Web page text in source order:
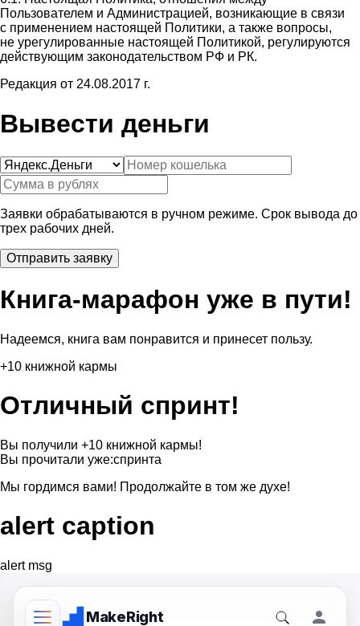
Пользователем и Администрацией, возникающие в связи
с применением настоящей Политики, а также вопросы,
не урегулированные настоящей Политикой, регулируются
действующим законодательством РФ и РК.
Редакция от 24.08.2017 г.
Вывести деньги
Заявки обрабатываются в ручном режиме. Срок вывода до
трех рабочих дней.
Книга-марафон уже в пути!
Надеемся, книга вам понравится и принесет пользу.
+10 книжной кармы
Отличный спринт!
Вы получили +10 книжной кармы!
Вы прочитали уже:спринта
Мы гордимся вами! Продолжайте в том же духе!
alert caption
alert msg
MakeRight